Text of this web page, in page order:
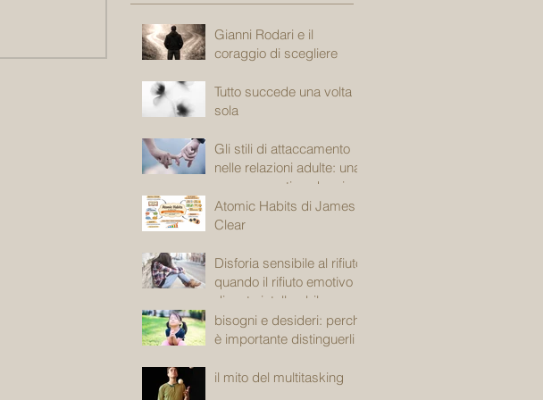
Gianni Rodari e il
coraggio di scegliere
Tutto succede una volta
sola
Gli stili di attaccamento
nelle relazioni adulte: una
mappa emotiva che ci
accompagna
Atomic Habits di James
Clear
Disforia sensibile al rifiuto:
quando il rifiuto emotivo
diventa intollerabile
bisogni e desideri: perché
è importante distinguerli
il mito del multitasking